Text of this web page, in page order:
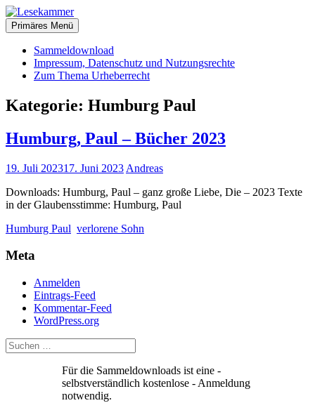
Zum
Inhalt
springen
Lesekammer
christliche Bücher zum kostenlosen Download
Primäres Menü
Sammeldownload
Impressum, Datenschutz und Nutzungsrechte
Zum Thema Urheberrecht
Kategorie: Humburg Paul
Humburg, Paul – Bücher 2023
19. Juli 202317. Juni 2023 Andreas
Downloads: Humburg, Paul – ganz große Liebe, Die – 2023 Texte
in der Glaubensstimme: Humburg, Paul
Humburg Paul verlorene Sohn
Meta
Anmelden
Eintrags-Feed
Kommentar-Feed
WordPress.org
Für die Sammeldownloads ist eine -
selbstverständlich kostenlose - Anmeldung
notwendig.